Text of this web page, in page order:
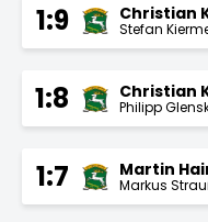
1:9 Christian
Stefan
1:8 Christian
Philipp
1:7 Martin
Markus